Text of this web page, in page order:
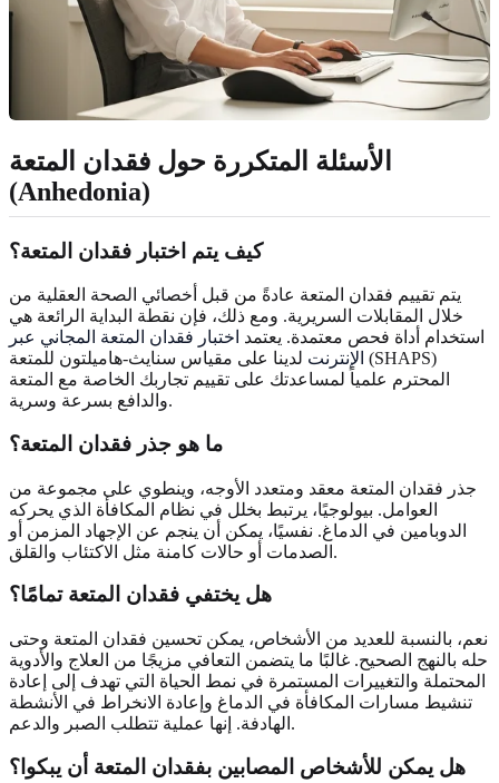
الأسئلة المتكررة حول فقدان المتعة
(Anhedonia)
كيف يتم اختبار فقدان المتعة؟
يتم تقييم فقدان المتعة عادةً من قبل أخصائي الصحة العقلية من
خلال المقابلات السريرية. ومع ذلك، فإن نقطة البداية الرائعة هي
استخدام أداة فحص معتمدة. يعتمد اختبار فقدان المتعة المجاني عبر
الإنترنت لدينا على مقياس سنايث-هاميلتون للمتعة (SHAPS)
المحترم علمياً لمساعدتك على تقييم تجاربك الخاصة مع المتعة
والدافع بسرعة وسرية.
ما هو جذر فقدان المتعة؟
جذر فقدان المتعة معقد ومتعدد الأوجه، وينطوي على مجموعة من
العوامل. بيولوجيًا، يرتبط بخلل في نظام المكافأة الذي يحركه
الدوبامين في الدماغ. نفسيًا، يمكن أن ينجم عن الإجهاد المزمن أو
الصدمات أو حالات كامنة مثل الاكتئاب والقلق.
هل يختفي فقدان المتعة تمامًا؟
نعم، بالنسبة للعديد من الأشخاص، يمكن تحسين فقدان المتعة وحتى
حله بالنهج الصحيح. غالبًا ما يتضمن التعافي مزيجًا من العلاج والأدوية
المحتملة والتغييرات المستمرة في نمط الحياة التي تهدف إلى إعادة
تنشيط مسارات المكافأة في الدماغ وإعادة الانخراط في الأنشطة
الهادفة. إنها عملية تتطلب الصبر والدعم.
هل يمكن للأشخاص المصابين بفقدان المتعة أن يبكوا؟